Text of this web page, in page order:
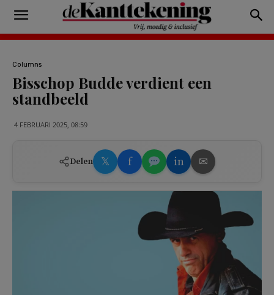
Columns
Bisschop Budde verdient een
standbeeld
4 FEBRUARI 2025, 08:59
Delen 𝕏 f in ✉